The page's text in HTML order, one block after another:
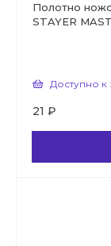
Полотно
STAYER
Доступно к
21 ₽